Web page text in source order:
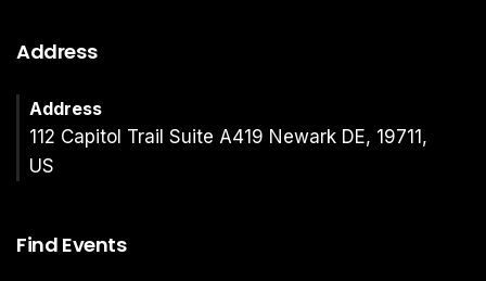
Address
Address
112 Capitol Trail Suite A419 Newark DE, 19711,
US
Find Events